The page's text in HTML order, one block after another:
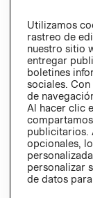
Ecuador ($)
CAMBIAR
Utilizamos
rastreo de
nuestro sitio
entregar
boletines
sociales.
de
Al hacer clic
publicitarios.
opcionales,
personalizar
de datos